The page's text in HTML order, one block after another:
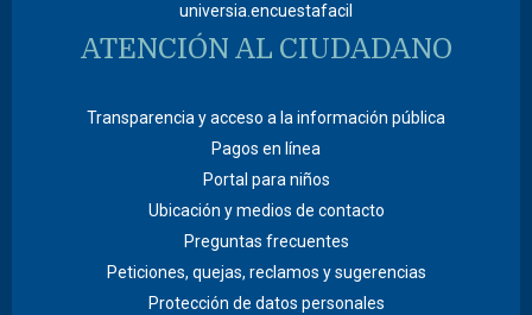
universia.encuestafacil
ATENCIÓN AL CIUDADANO
Transparencia y acceso a la información pública
Pagos en línea
Portal para niños
Ubicación y medios de contacto
Preguntas frecuentes
Peticiones, quejas, reclamos y sugerencias
Protección de datos personales